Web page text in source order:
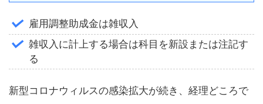
雇用調整助成金は雑収入
雑収入に計上する場合は科目を新設または注記す
る
新型コロナウィルスの感染拡大が続き、経理どころで